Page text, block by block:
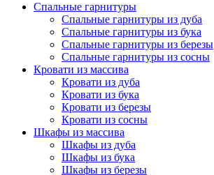
Спальные гарнитуры
Спальные гарнитуры из дуба
Спальные гарнитуры из бука
Спальные гарнитуры из березы
Спальные гарнитуры из сосны
Кровати из массива
Кровати из дуба
Кровати из бука
Кровати из березы
Кровати из сосны
Шкафы из массива
Шкафы из дуба
Шкафы из бука
Шкафы из березы